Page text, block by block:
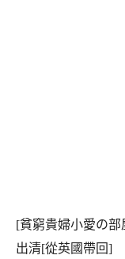
[貧窮貴婦小愛の
出清[從英國帶回]